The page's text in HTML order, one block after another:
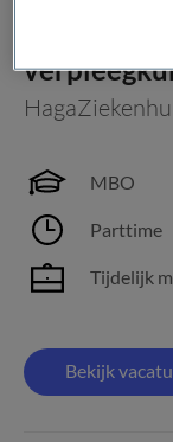
MBO
Parttime
Tijdelijk
Bekijk